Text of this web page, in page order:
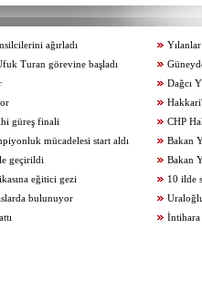
ağırladı
Turan görevine başladı
Dağcı
güreş finali
CHP
mücadelesi start aldı
Bakan
geçirildi
Bakan
eğitici gezi
10 ilde
bulunuyor
İntihara